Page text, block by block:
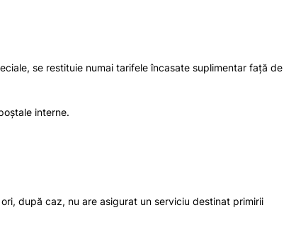
se restituie numai tarifele încasate suplimentar faţă de
interne.
după caz, nu are asigurat un serviciu destinat primirii